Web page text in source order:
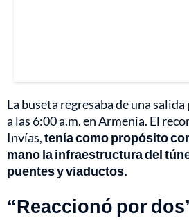
La buseta regresaba de una
a las 6:00 a.m. en Armenia. El
Invías,tenía como propósito
mano la infraestructura del
puentes y viaductos.
“Reaccionó por